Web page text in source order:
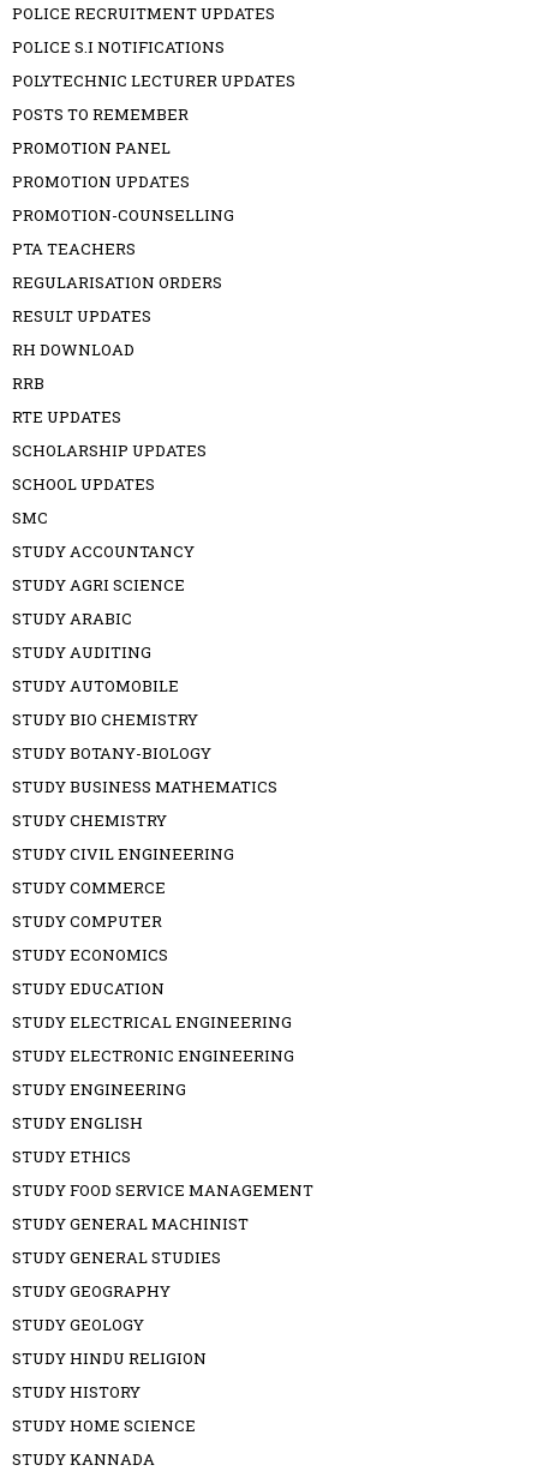
POLICE RECRUITMENT UPDATES
POLICE S.I NOTIFICATIONS
POLYTECHNIC LECTURER UPDATES
POSTS TO REMEMBER
PROMOTION PANEL
PROMOTION UPDATES
PROMOTION-COUNSELLING
PTA TEACHERS
REGULARISATION ORDERS
RESULT UPDATES
RH DOWNLOAD
RRB
RTE UPDATES
SCHOLARSHIP UPDATES
SCHOOL UPDATES
SMC
STUDY ACCOUNTANCY
STUDY AGRI SCIENCE
STUDY ARABIC
STUDY AUDITING
STUDY AUTOMOBILE
STUDY BIO CHEMISTRY
STUDY BOTANY-BIOLOGY
STUDY BUSINESS MATHEMATICS
STUDY CHEMISTRY
STUDY CIVIL ENGINEERING
STUDY COMMERCE
STUDY COMPUTER
STUDY ECONOMICS
STUDY EDUCATION
STUDY ELECTRICAL ENGINEERING
STUDY ELECTRONIC ENGINEERING
STUDY ENGINEERING
STUDY ENGLISH
STUDY ETHICS
STUDY FOOD SERVICE MANAGEMENT
STUDY GENERAL MACHINIST
STUDY GENERAL STUDIES
STUDY GEOGRAPHY
STUDY GEOLOGY
STUDY HINDU RELIGION
STUDY HISTORY
STUDY HOME SCIENCE
STUDY KANNADA